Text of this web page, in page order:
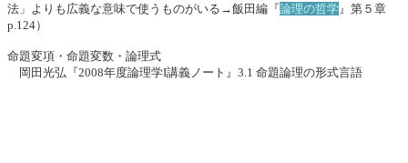
法」よりも広義な意味で使うものがいる→飯田編『論理の哲学 』第５章
p.124）
命題変項・命題変数・論理式
岡田光弘『2008年度論理学I講義ノート』3.1 命題論理の形式言語